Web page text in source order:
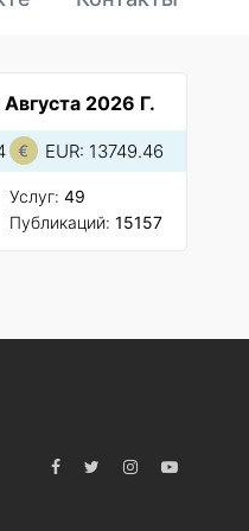
2026 Г.
EUR: 13749.46
Услуг: 49
Публикаций: 15157